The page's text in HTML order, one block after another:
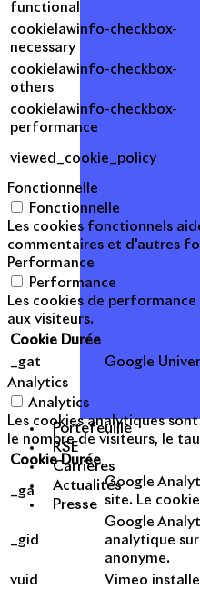
Portefeuille
RSE
Carrières
Actualités
Presse
functional
cookielawinfo-checkbox-
necessary
cookielawinfo-checkbox-
others
cookielawinfo-checkbox-
performance
viewed_cookie_policy
Fonctionnelle
Fonctionnelle
Les cookies fonctionnels
commentaires et d'autres
Performance
Performance
Les cookies de
aux visiteurs.
Cookie Durée
_gat
Google
Analytics
Analytics
Les cookies analytiques
le nombre de visiteurs, le
Cookie Durée
_ga
Google
site. Le
_gid
Google
analytique
anonyme.
vuid
Vimeo